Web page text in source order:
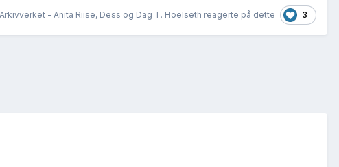
Arkivverket - Anita Riise, Dess og Dag T. Hoelseth reagerte på dette 3